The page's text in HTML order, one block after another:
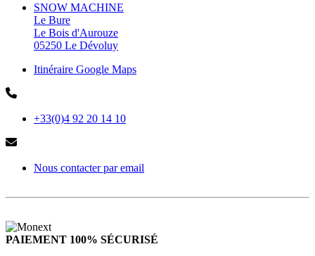
SNOW MACHINE
Le Bure
Le Bois d'Aurouze
05250 Le Dévoluy
Itinéraire Google Maps
+33(0)4 92 20 14 10
Nous contacter par email
PAIEMENT 100% SÉCURISÉ